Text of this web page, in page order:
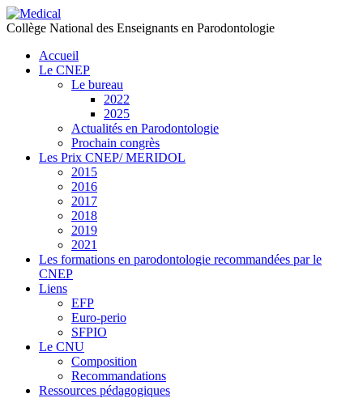
Collège National des Enseignants en Parodontologie
Accueil
Le CNEP
Le bureau
2022
2025
Actualités en Parodontologie
Prochain congrès
Les Prix CNEP/ MERIDOL
2015
2016
2017
2018
2019
2021
Les formations en parodontologie recommandées par le
CNEP
Liens
EFP
Euro-perio
SFPIO
Le CNU
Composition
Recommandations
Ressources pédagogiques
précédente
précédent
suivante
suivant